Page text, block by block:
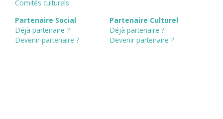
Comités culturels
Partenaire Social
Déjà partenaire ?
Devenir partenaire ?
Partenaire Culturel
Déjà partenaire ?
Devenir partenaire ?